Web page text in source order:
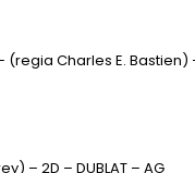
Charles E. Bastien)
– 2D – DUBLAT – AG